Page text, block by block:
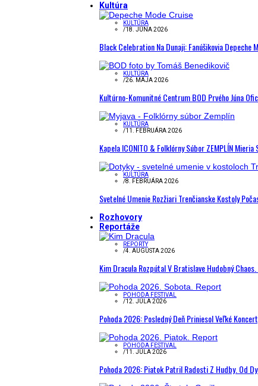
Kultúra
KULTÚRA
/18. JÚNA 2026
Black Celebration Na Dunaji: Fanúšikovia Depeche
KULTÚRA
/26. MÁJA 2026
Kultúrno-Komunitné Centrum BOD Prvého Júna
KULTÚRA
/11. FEBRUÁRA 2026
Kapela ICONITO & Folklórny Súbor ZEMPLÍN
KULTÚRA
/8. FEBRUÁRA 2026
Svetelné Umenie Rozžiari Trenčianske Kostoly
Rozhovory
Reportáže
REPORTY
/4. AUGUSTA 2026
Kim Dracula Rozpútal V Bratislave Hudobný
POHODA FESTIVAL
/12. JÚLA 2026
Pohoda 2026: Posledný Deň Priniesol Veľké
POHODA FESTIVAL
/11. JÚLA 2026
Pohoda 2026: Piatok Patril Radosti Z Hudby. Od